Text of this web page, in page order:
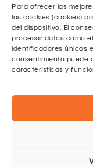
Para ofrecer las
las cookies (cookies)
del dispositivo. El
procesar datos como
identificadores únicos
consentimiento puede
características y
Política de
Política de
Protecció de